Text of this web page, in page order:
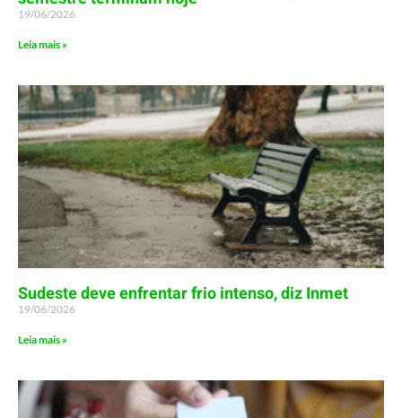
19/06/2026
Leia mais »
Sudeste deve enfrentar frio intenso, diz Inmet
19/06/2026
Leia mais »